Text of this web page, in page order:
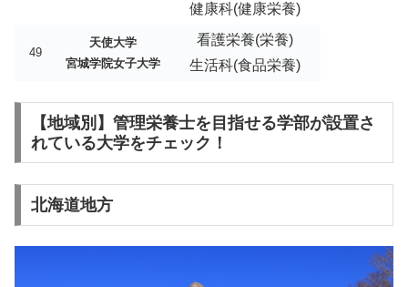
健康科(健康栄養)
49
天使大学
宮城学院女子大学
看護栄養(栄養)
生活科(食品栄養)
【地域別】管理栄養士を目指せる学部が設置さ
れている大学をチェック！
北海道地方